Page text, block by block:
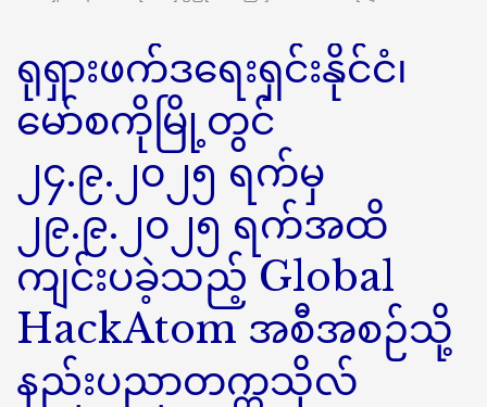
ရုရှားဖက်ဒရေးရှင်းနိုင်ငံ၊
မော်စကိုမြို့တွင်
၂၄.၉.၂၀၂၅ ရက်မှ
၂၉.၉.၂၀၂၅ ရက်အထိ
ကျင်းပခဲ့သည့် Global
HackAtom အစီအစဉ်သို့
နည်းပညာတက္ကသိုလ်